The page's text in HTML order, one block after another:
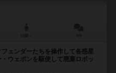
ェンダーたちを操作して各惑星
ウェポンを駆使して廃棄ロボッ